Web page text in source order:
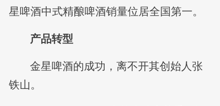
星啤酒中式精酿啤酒销量位居全国第一。
产品转型
金星啤酒的成功，离不开其创始人张
铁山。